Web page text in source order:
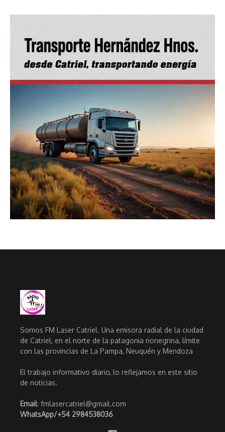
Somos FM Laser Catriel. Una emisora radial de la ciudad
de Catriel, en el norte de la patagonia rionegrina, límite
con las provincias de La Pampa, Neuquén y Mendoza
El trabajo informativo diario, lo reflejamos en este sitio
de noticias.
Email: fmlasercatriel@gmail.com
WhatsApp/+54 2984538036